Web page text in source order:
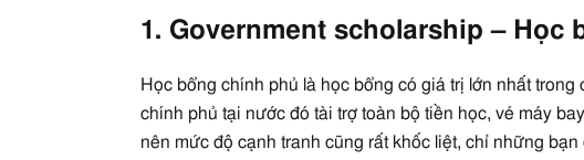
1. Government scholarship – Học
Học bổng chính phủ là học bổng có giá trị lớn nhất
chính phủ tại nước đó tài trợ toàn bộ tiền học, vé máy
nên mức độ cạnh tranh cũng rất khốc liệt, chỉ những